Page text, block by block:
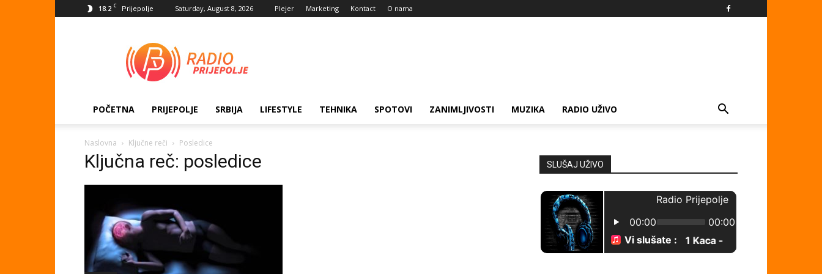
18.2 C Prijepolje Saturday, August 8, 2026 Plejer Marketing Kontact O nama
Prijepolje
POČETNA PRIJEPOLJE SRBIJA LIFESTYLE TEHNIKA SPOTOVI ZANIMLJIVOSTI MUZIKA RADIO UŽIVO
Naslovna Ključne reči Posledice
Ključna reč: posledice SLUŠAJ UŽIVO